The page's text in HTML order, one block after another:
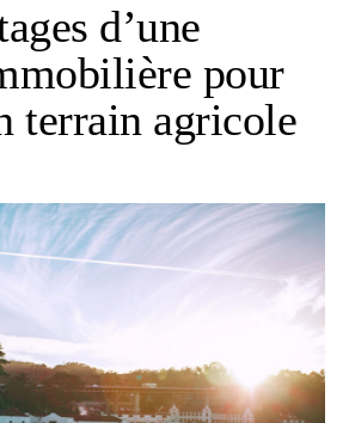
d’une
pour
terrain agricole